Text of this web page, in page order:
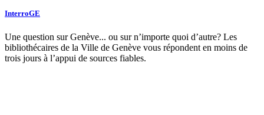
InterroGE
Une question sur Genève... ou sur n’importe quoi d’autre? Les
bibliothécaires de la Ville de Genève vous répondent en moins de
trois jours à l’appui de sources fiables.